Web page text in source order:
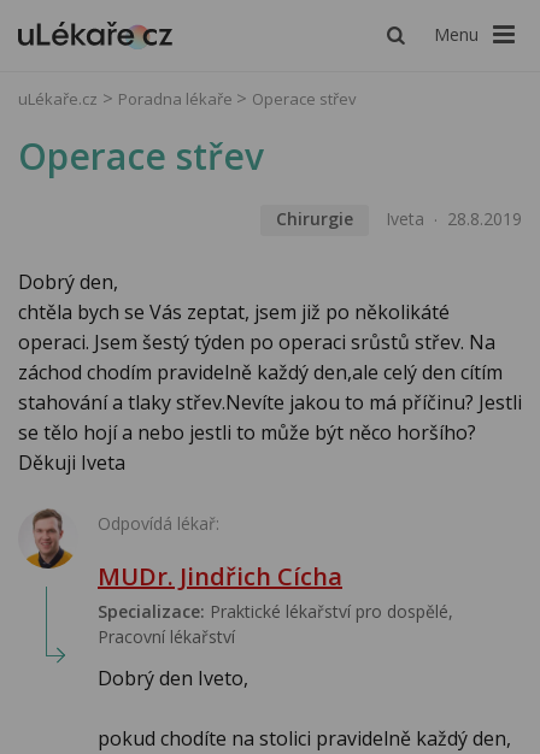
Menu
uLékaře.cz Poradna lékaře Operace střev
Operace střev
Chirurgie Iveta 28.8.2019
Dobrý den,
chtěla bych se Vás zeptat, jsem již po několikáté
operaci. Jsem šestý týden po operaci srůstů střev. Na
záchod chodím pravidelně každý den,ale celý den cítím
stahování a tlaky střev.Nevíte jakou to má příčinu? Jestli
se tělo hojí a nebo jestli to může být něco horšího?
Děkuji Iveta
Odpovídá lékař:
MUDr. Jindřich Cícha
Specializace: Praktické lékařství pro dospělé,
Pracovní lékařství
Dobrý den Iveto,
pokud chodíte na stolici pravidelně každý den,